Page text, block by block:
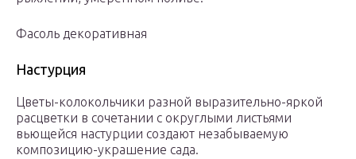
Фасоль декоративная
Настурция
Цветы-колокольчики разной выразительно-яркой
расцветки в сочетании с округлыми листьями
вьющейся настурции создают незабываемую
композицию-украшение сада.